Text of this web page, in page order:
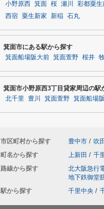
小野原西 箕面 桜 瀬川 彩都粟生
西宿 粟生新家 新稲 石丸
箕面市にある駅から探す
箕面船場阪大前 箕面萱野 桜井
箕面市小野原西3丁目貸家周辺の駅
北千里 豊川 箕面萱野 箕面船場
市区町村から探す 豊中市 / 吹
町名から探す
上新田 / 千
路線から探す
北大阪急行
地下鉄御堂
駅から探す
千里中央 /